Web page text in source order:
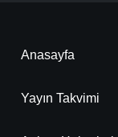
Anasayfa
Yayın Takvimi